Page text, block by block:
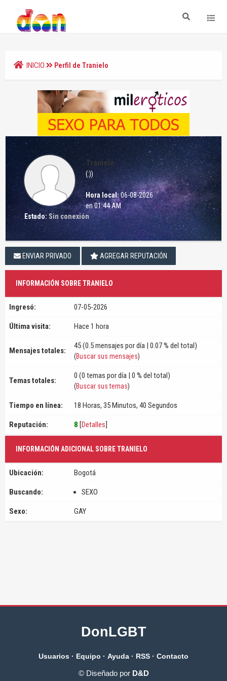
INICIO Perfil de Tranielo
Tranielo
(:))
Hora local:06-08-2026
en 01:44 AM
Estado: Sin conexión
ENVIAR PRIVADO AGREGAR REPUTACIÓN
INFORMACIÓN SOBRE TRANIELO
Ingresó: 07-05-2026
Última visita: Hace 1 hora
Mensajes totales:
45 (0.5 mensajes por día | 0.07 % del total)
(Buscar sus mensajes)
Temas totales:
0 (0 temas por día | 0 % del total)
(Buscar sus temas)
Tiempo en línea: 18 Horas, 35 Minutos, 40 Segundos
Reputación: 8 [Detalles]
INFORMACIÓN ADICIONAL SOBRE TRANIELO
Ubicación: Bogotá
Buscando: SEXO
Sexo: GAY
DonLGBT
Usuarios · Equipo · Ayuda · RSS · Contacto
© Diseñado por D&D